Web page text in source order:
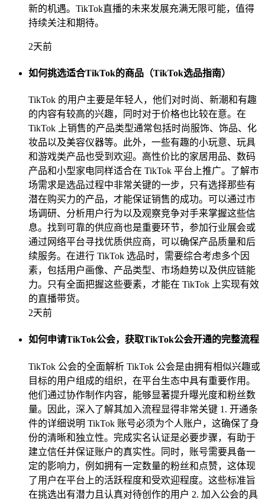
新的机遇。TikTok直播的未来发展充满无限可能，值得
持续关注和期待。
2天前
如何挑选适合TikTok的商品（TikTok选品指南）
TikTok 的用户主要是年轻人，他们对时尚、新潮和有趣
的内容有较高的兴趣，同时对于价格也比较在意。在
TikTok 上销售的产品类型通常包括时尚服饰、饰品、化
妆品以及美容仪器等。此外，一些有趣的小玩意、玩具
和游戏类产品也受到欢迎。高性价比的家居用品、数码
产品和小型家电同样适合在 TikTok 平台上推广。了解市
场需求是选品过程中非常关键的一步，只有选择那些有
潜在购买力的产品，才能保证销售的成功。可以通过市
场调研、分析用户行为以及观察竞争对手来掌握这些信
息。找到可靠的供应商也是重要环节，参加行业展会或
通过网络平台寻找优质供应商，可以确保产品质量和后
续服务。在进行 TikTok 选品时，需要综合考虑多个因
素，包括用户画像、产品类型、市场趋势以及供应链能
力。只有全面把握这些要素，才能在 TikTok 上实现有效
的直播带货。
2天前
如何申请TikTok公会，获取TikTok公会开通的完整流程
TikTok 公会的全面解析 TikTok 公会是由拥有相似兴趣或
目标的用户组成的组织，在平台生态中具有重要作用。
他们通过协作制作内容，能够显著提升曝光度和粉丝数
量。因此，深入了解其加入流程显得非常关键 1. 开通条
件的详细说明 TikTok 账号必须为个人账户，这确保了身
份的清晰和独立性。完成实名认证是必要步骤，有助于
建立信任并保证账户的真实性。同时，账号需要具备一
定的影响力，例如拥有一定数量的粉丝和点赞，这体现
了用户在平台上的活跃程度和受欢迎程度。这些标准旨
在挑选出有潜力且认真对待创作的用户 2. 加入公会的具